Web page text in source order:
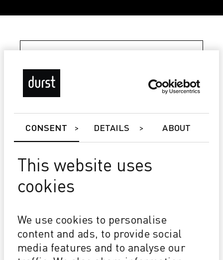
CONSENT DETAILS ABOUT
This website uses
cookies
We use cookies to personalise
content and ads, to provide social
media features and to analyse our
Tau 340 RSC E
PREPARADA PARA EL FUTURO Velocidad, anchura
COSTE DE PROPIEDAD COMPETITIVO Inversión
ajustada Bajo consumo de tinta
LA MEJOR DE SU CLASE 1200x1200 dpi @ 2 pl
Blanco de alta opacidad